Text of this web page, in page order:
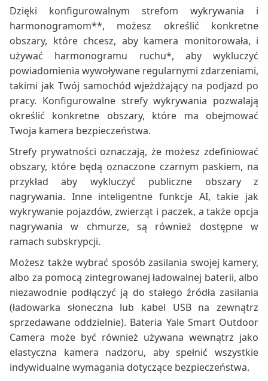
Dzięki konfigurowalnym strefom wykrywania i
harmonogramom**, możesz określić konkretne
obszary, które chcesz, aby kamera monitorowała, i
używać harmonogramu ruchu*, aby wykluczyć
powiadomienia wywoływane regularnymi zdarzeniami,
takimi jak Twój samochód wjeżdżający na podjazd po
pracy. Konfigurowalne strefy wykrywania pozwalają
określić konkretne obszary, które ma obejmować
Twoja kamera bezpieczeństwa.
Strefy prywatności oznaczają, że możesz zdefiniować
obszary, które będą oznaczone czarnym paskiem, na
przykład aby wykluczyć publiczne obszary z
nagrywania. Inne inteligentne funkcje AI, takie jak
wykrywanie pojazdów, zwierząt i paczek, a także opcja
nagrywania w chmurze, są również dostępne w
ramach subskrypcji.
Możesz także wybrać sposób zasilania swojej kamery,
albo za pomocą zintegrowanej ładowalnej baterii, albo
niezawodnie podłączyć ją do stałego źródła zasilania
(ładowarka słoneczna lub kabel USB na zewnątrz
sprzedawane oddzielnie). Bateria Yale Smart Outdoor
Camera może być również używana wewnątrz jako
elastyczna kamera nadzoru, aby spełnić wszystkie
indywidualne wymagania dotyczące bezpieczeństwa.